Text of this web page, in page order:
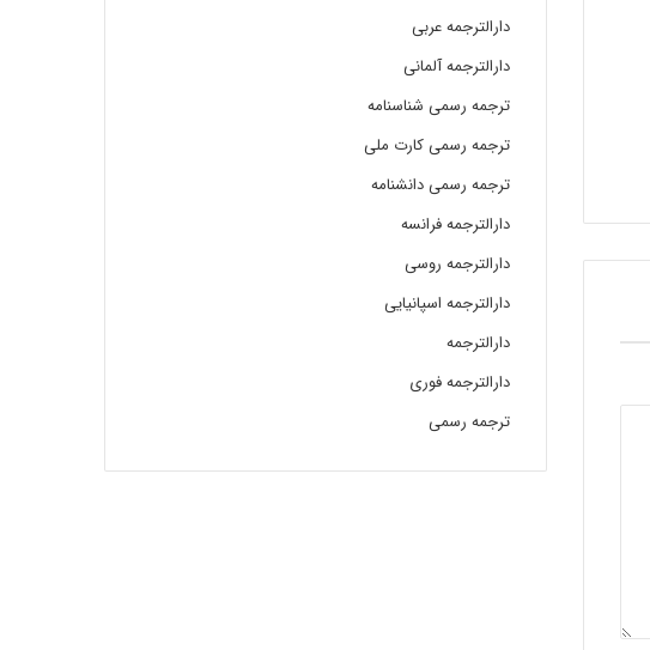
دارالترجمه عربی
دارالترجمه آلمانی
ترجمه رسمی شناسنامه
ترجمه رسمی کارت ملی
ترجمه رسمی دانشنامه
دارالترجمه فرانسه
دارالترجمه روسی
دارالترجمه اسپانیایی
دارالترجمه
دارالترجمه فوری
ترجمه رسمی